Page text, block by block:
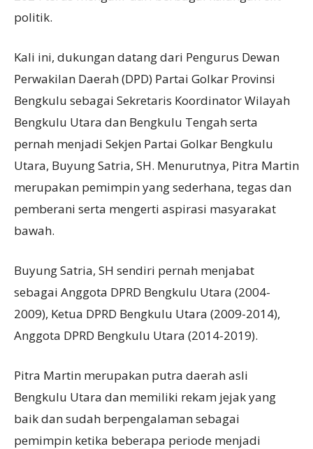
politik.
Kali ini, dukungan datang dari Pengurus Dewan
Perwakilan Daerah (DPD) Partai Golkar Provinsi
Bengkulu sebagai Sekretaris Koordinator Wilayah
Bengkulu Utara dan Bengkulu Tengah serta
pernah menjadi Sekjen Partai Golkar Bengkulu
Utara, Buyung Satria, SH. Menurutnya, Pitra Martin
merupakan pemimpin yang sederhana, tegas dan
pemberani serta mengerti aspirasi masyarakat
bawah.
Buyung Satria, SH sendiri pernah menjabat
sebagai Anggota DPRD Bengkulu Utara (2004-
2009), Ketua DPRD Bengkulu Utara (2009-2014),
Anggota DPRD Bengkulu Utara (2014-2019).
Pitra Martin merupakan putra daerah asli
Bengkulu Utara dan memiliki rekam jejak yang
baik dan sudah berpengalaman sebagai
pemimpin ketika beberapa periode menjadi